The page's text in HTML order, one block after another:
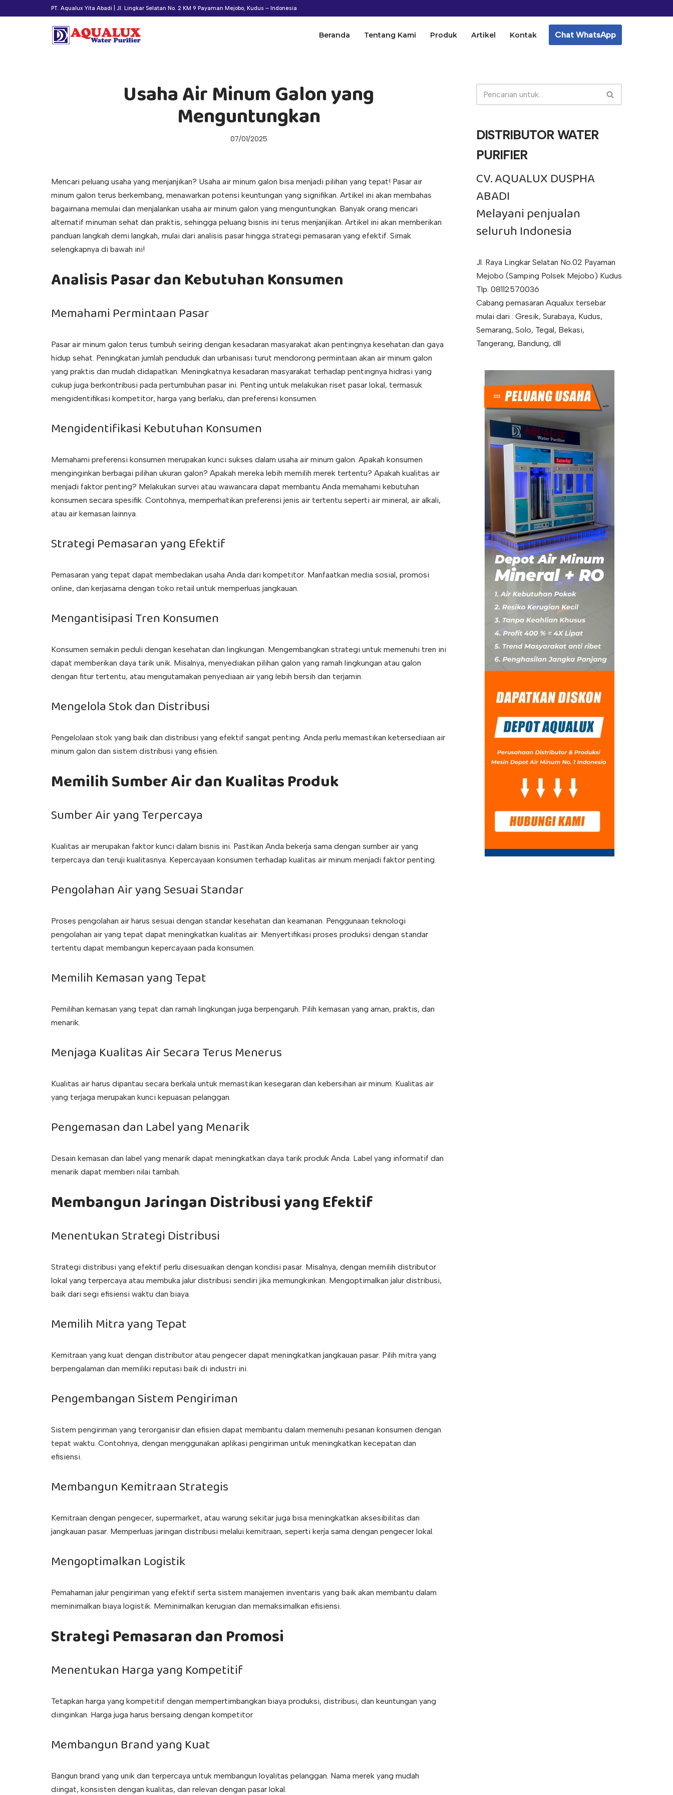
PT. Aqualux Yita Abadi | Jl. Lingkar Selatan No. 2 KM 9 Payaman Mejobo, Kudus – Indonesia
Beranda Tentang Kami Produk Artikel Kontak Chat WhatsApp
Usaha Air Minum Galon yang
Menguntungkan
07/01/2025
Mencari peluang usaha yang menjanjikan? Usaha air minum galon bisa menjadi pilihan yang tepat! Pasar air
minum galon terus berkembang, menawarkan potensi keuntungan yang signifikan. Artikel ini akan membahas
bagaimana memulai dan menjalankan usaha air minum galon yang menguntungkan. Banyak orang mencari
alternatif minuman sehat dan praktis, sehingga peluang bisnis ini terus menjanjikan. Artikel ini akan memberikan
panduan langkah demi langkah, mulai dari analisis pasar hingga strategi pemasaran yang efektif. Simak
selengkapnya di bawah ini!
Analisis Pasar dan Kebutuhan Konsumen
Memahami Permintaan Pasar
Pasar air minum galon terus tumbuh seiring dengan kesadaran masyarakat akan pentingnya kesehatan dan gaya
hidup sehat. Peningkatan jumlah penduduk dan urbanisasi turut mendorong permintaan akan air minum galon
yang praktis dan mudah didapatkan. Meningkatnya kesadaran masyarakat terhadap pentingnya hidrasi yang
cukup juga berkontribusi pada pertumbuhan pasar ini. Penting untuk melakukan riset pasar lokal, termasuk
mengidentifikasi kompetitor, harga yang berlaku, dan preferensi konsumen.
Mengidentifikasi Kebutuhan Konsumen
Memahami preferensi konsumen merupakan kunci sukses dalam usaha air minum galon. Apakah konsumen
menginginkan berbagai pilihan ukuran galon? Apakah mereka lebih memilih merek tertentu? Apakah kualitas air
menjadi faktor penting? Melakukan survei atau wawancara dapat membantu Anda memahami kebutuhan
konsumen secara spesifik. Contohnya, memperhatikan preferensi jenis air tertentu seperti air mineral, air alkali,
atau air kemasan lainnya.
Strategi Pemasaran yang Efektif
Pemasaran yang tepat dapat membedakan usaha Anda dari kompetitor. Manfaatkan media sosial, promosi
online, dan kerjasama dengan toko retail untuk memperluas jangkauan.
Mengantisipasi Tren Konsumen
Konsumen semakin peduli dengan kesehatan dan lingkungan. Mengembangkan strategi untuk memenuhi tren ini
dapat memberikan daya tarik unik. Misalnya, menyediakan pilihan galon yang ramah lingkungan atau galon
dengan fitur tertentu, atau mengutamakan penyediaan air yang lebih bersih dan terjamin.
Mengelola Stok dan Distribusi
Pengelolaan stok yang baik dan distribusi yang efektif sangat penting. Anda perlu memastikan ketersediaan air
minum galon dan sistem distribusi yang efisien.
Memilih Sumber Air dan Kualitas Produk
Sumber Air yang Terpercaya
Kualitas air merupakan faktor kunci dalam bisnis ini. Pastikan Anda bekerja sama dengan sumber air yang
terpercaya dan teruji kualitasnya. Kepercayaan konsumen terhadap kualitas air minum menjadi faktor penting.
Pengolahan Air yang Sesuai Standar
Proses pengolahan air harus sesuai dengan standar kesehatan dan keamanan. Penggunaan teknologi
pengolahan air yang tepat dapat meningkatkan kualitas air. Menyertifikasi proses produksi dengan standar
tertentu dapat membangun kepercayaan pada konsumen.
Memilih Kemasan yang Tepat
Pemilihan kemasan yang tepat dan ramah lingkungan juga berpengaruh. Pilih kemasan yang aman, praktis, dan
menarik.
Menjaga Kualitas Air Secara Terus Menerus
Kualitas air harus dipantau secara berkala untuk memastikan kesegaran dan kebersihan air minum. Kualitas air
yang terjaga merupakan kunci kepuasan pelanggan.
Pengemasan dan Label yang Menarik
Desain kemasan dan label yang menarik dapat meningkatkan daya tarik produk Anda. Label yang informatif dan
menarik dapat memberi nilai tambah.
Membangun Jaringan Distribusi yang Efektif
Menentukan Strategi Distribusi
Strategi distribusi yang efektif perlu disesuaikan dengan kondisi pasar. Misalnya, dengan memilih distributor
lokal yang terpercaya atau membuka jalur distribusi sendiri jika memungkinkan. Mengoptimalkan jalur distribusi,
baik dari segi efisiensi waktu dan biaya.
Memilih Mitra yang Tepat
Kemitraan yang kuat dengan distributor atau pengecer dapat meningkatkan jangkauan pasar. Pilih mitra yang
berpengalaman dan memiliki reputasi baik di industri ini.
Pengembangan Sistem Pengiriman
Sistem pengiriman yang terorganisir dan efisien dapat membantu dalam memenuhi pesanan konsumen dengan
tepat waktu. Contohnya, dengan menggunakan aplikasi pengiriman untuk meningkatkan kecepatan dan
efisiensi.
Membangun Kemitraan Strategis
Kemitraan dengan pengecer, supermarket, atau warung sekitar juga bisa meningkatkan aksesibilitas dan
jangkauan pasar. Memperluas jaringan distribusi melalui kemitraan, seperti kerja sama dengan pengecer lokal.
Mengoptimalkan Logistik
Pemahaman jalur pengiriman yang efektif serta sistem manajemen inventaris yang baik akan membantu dalam
meminimalkan biaya logistik. Meminimalkan kerugian dan memaksimalkan efisiensi.
Strategi Pemasaran dan Promosi
Menentukan Harga yang Kompetitif
Tetapkan harga yang kompetitif dengan mempertimbangkan biaya produksi, distribusi, dan keuntungan yang
diinginkan. Harga juga harus bersaing dengan kompetitor
Membangun Brand yang Kuat
Bangun brand yang unik dan terpercaya untuk membangun loyalitas pelanggan. Nama merek yang mudah
diingat, konsisten dengan kualitas, dan relevan dengan pasar lokal.
DISTRIBUTOR WATER
PURIFIER
CV. AQUALUX DUSPHA
ABADI
Melayani penjualan
seluruh Indonesia
Jl. Raya Lingkar Selatan No.02 Payaman
Mejobo (Samping Polsek Mejobo) Kudus
Tlp. 08112570036
Cabang pemasaran Aqualux tersebar
mulai dari : Gresik, Surabaya, Kudus,
Semarang, Solo, Tegal, Bekasi,
Tangerang, Bandung, dll